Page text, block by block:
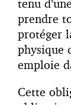
tenu
prendre
protéger
physique
emploie
Cette